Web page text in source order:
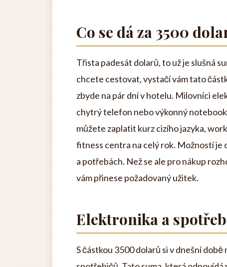
Co se dá za 3500
Třista padesát dolarů, to už je slušná
chcete cestovat, vystačí vám tato
zbyde na pár dní v hotelu. Milovníci
chytrý telefon nebo výkonný
můžete zaplatit kurz cizího jazyka,
fitness centra na celý rok. Možností je
a potřebách. Než se ale pro nákup
vám přinese požadovaný užitek.
Elektronika a
S částkou 3500 dolarů si v dnešní